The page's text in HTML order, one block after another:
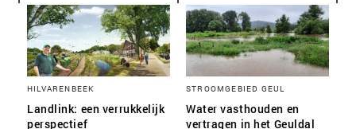
HILVARENBEEK
Landlink: een verrukkelijk
perspectief
STROOMGEBIED GEUL
Water vasthouden en
vertragen in het Geuldal